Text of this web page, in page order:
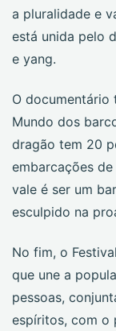
a pluralidade e
está unida pelo
e yang.
O documentário
Mundo dos
dragão tem 20
embarcações
vale é ser um
esculpido na
No fim, o
que une a
pessoas,
espíritos, com o